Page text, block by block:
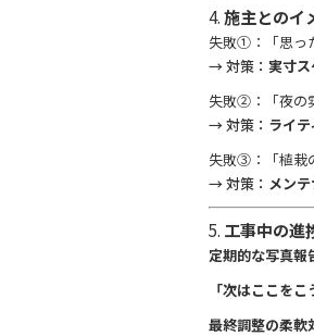
4.施主とのイ
失敗①：「思っ
→ 対策： 実寸
失敗②：「夜の
→ 対策： ライ
失敗③：「植栽
→ 対策： メン
5. 工事中の進
定期的な写真報
「次はここを
最終調整の柔軟